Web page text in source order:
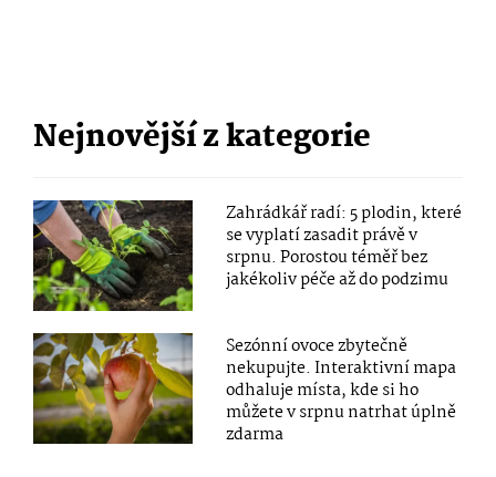
Nejnovější z kategorie
Zahrádkář radí: 5 plodin, které
se vyplatí zasadit právě v
srpnu. Porostou téměř bez
jakékoliv péče až do podzimu
Sezónní ovoce zbytečně
nekupujte. Interaktivní mapa
odhaluje místa, kde si ho
můžete v srpnu natrhat úplně
zdarma